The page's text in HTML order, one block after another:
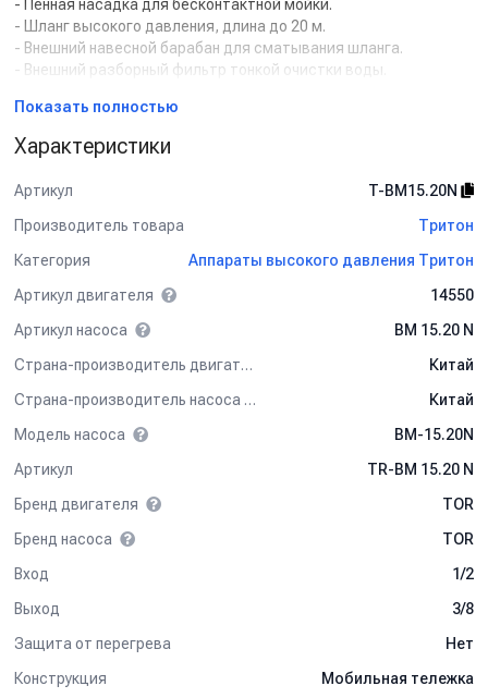
- Пенная насадка для бесконтактной мойки.
- Шланг высокого давления, длина до 20 м.
- Внешний навесной барабан для сматывания шланга.
- Внешний разборный фильтр тонкой очистки воды.
Обзор мойки высокого давления Тритон T
Показать полностью
Характеристики
Артикул
T-BM15.20N
Производитель товара
Тритон
Категория
Аппараты высокого давления Тритон
Артикул двигателя
14550
Артикул насоса
BM 15.20 N
Страна-производитель двигателя
Китай
Страна-производитель насоса
Китай
Модель насоса
BM-15.20N
Артикул
TR-BM 15.20 N
Бренд двигателя
TOR
Бренд насоса
TOR
Вход
1/2
Выход
3/8
Защита от перегрева
Нет
Конструкция
Мобильная тележка